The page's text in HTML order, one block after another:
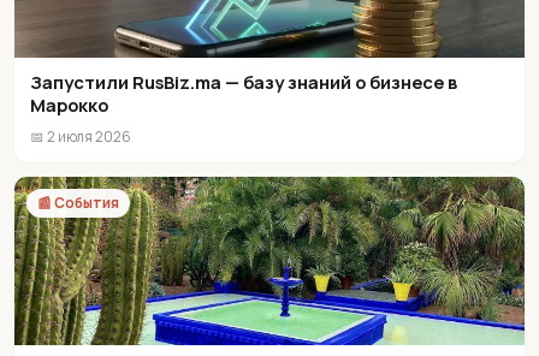
Запустили RusBiz.ma — базу знаний о бизнесе в
Марокко
📅 2 июля 2026
📰 События